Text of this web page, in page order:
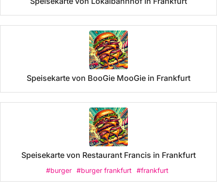
Speisekarte von BooGie MooGie in Frankfurt
Speisekarte von Restaurant Francis in Frankfurt
#burger #burger frankfurt #frankfurt